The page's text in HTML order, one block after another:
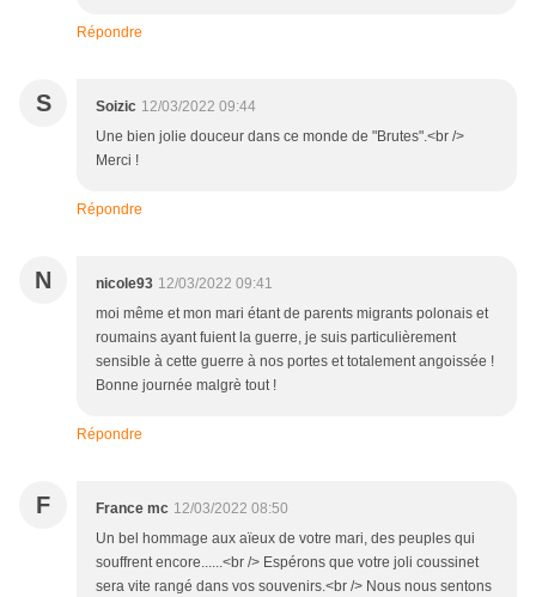
Répondre
S Soizic 12/03/2022 09:44
Une bien jolie douceur dans ce monde de "Brutes".<br />
Merci !
Répondre
N nicole93 12/03/2022 09:41
moi même et mon mari étant de parents migrants polonais et
roumains ayant fuient la guerre, je suis particulièrement
sensible à cette guerre à nos portes et totalement angoissée !
Bonne journée malgrè tout !
Répondre
F France mc 12/03/2022 08:50
Un bel hommage aux aïeux de votre mari, des peuples qui
souffrent encore......<br /> Espérons que votre joli coussinet
sera vite rangé dans vos souvenirs.<br /> Nous nous sentons